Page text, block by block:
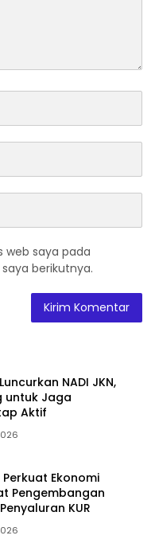
web saya pada
berikutnya.
NADI JKN,
untuk Jaga
Aktif
Ekonomi
Pengembangan
KUR